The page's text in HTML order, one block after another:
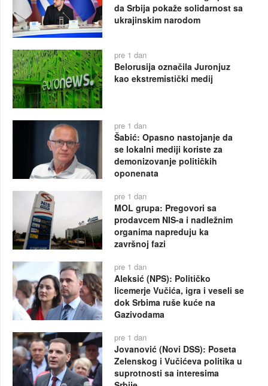
da Srbija pokaže solidarnost sa
ukrajinskim narodom
pre 1 dan
Belorusija označila Juronjuz
kao ekstremistički medij
pre 1 dan
Šabić: Opasno nastojanje da
se lokalni mediji koriste za
demonizovanje političkih
oponenata
pre 1 dan
MOL grupa: Pregovori sa
prodavcem NIS-a i nadležnim
organima napreduju ka
završnoj fazi
pre 1 dan
Aleksić (NPS): Političko
licemerje Vučića, igra i veseli se
dok Srbima ruše kuće na
Gazivodama
pre 1 dan
Jovanović (Novi DSS): Poseta
Zelenskog i Vučićeva politika u
suprotnosti sa interesima